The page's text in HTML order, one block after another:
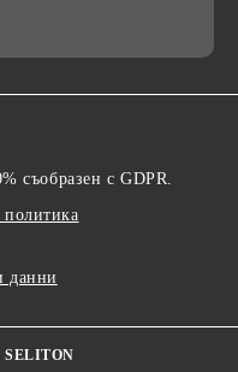
съобразен с GDPR.
политика
данни
SELITON